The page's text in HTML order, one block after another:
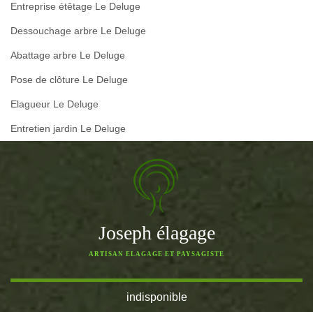
Entreprise étêtage Le Deluge
Dessouchage arbre Le Deluge
Abattage arbre Le Deluge
Pose de clôture Le Deluge
Elagueur Le Deluge
Entretien jardin Le Deluge
Joseph élagage
ARTISAN ELAGAGE ET PAYSAGISTE
indisponible